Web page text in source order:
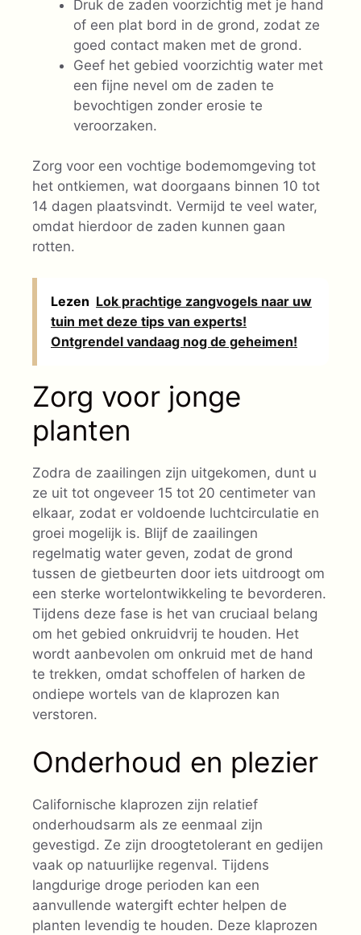
Druk de zaden voorzichtig met je hand
of een plat bord in de grond, zodat ze
goed contact maken met de grond.
Geef het gebied voorzichtig water met
een fijne nevel om de zaden te
bevochtigen zonder erosie te
veroorzaken.
Zorg voor een vochtige bodemomgeving tot
het ontkiemen, wat doorgaans binnen 10 tot
14 dagen plaatsvindt. Vermijd te veel water,
omdat hierdoor de zaden kunnen gaan
rotten.
Lezen Lok prachtige zangvogels naar uw
tuin met deze tips van experts!
Ontgrendel vandaag nog de geheimen!
Zorg voor jonge
planten
Zodra de zaailingen zijn uitgekomen, dunt u
ze uit tot ongeveer 15 tot 20 centimeter van
elkaar, zodat er voldoende luchtcirculatie en
groei mogelijk is. Blijf de zaailingen
regelmatig water geven, zodat de grond
tussen de gietbeurten door iets uitdroogt om
een sterke wortelontwikkeling te bevorderen.
Tijdens deze fase is het van cruciaal belang
om het gebied onkruidvrij te houden. Het
wordt aanbevolen om onkruid met de hand
te trekken, omdat schoffelen of harken de
ondiepe wortels van de klaprozen kan
verstoren.
Onderhoud en plezier
Californische klaprozen zijn relatief
onderhoudsarm als ze eenmaal zijn
gevestigd. Ze zijn droogtetolerant en gedijen
vaak op natuurlijke regenval. Tijdens
langdurige droge perioden kan een
aanvullende watergift echter helpen de
planten levendig te houden. Deze klaprozen